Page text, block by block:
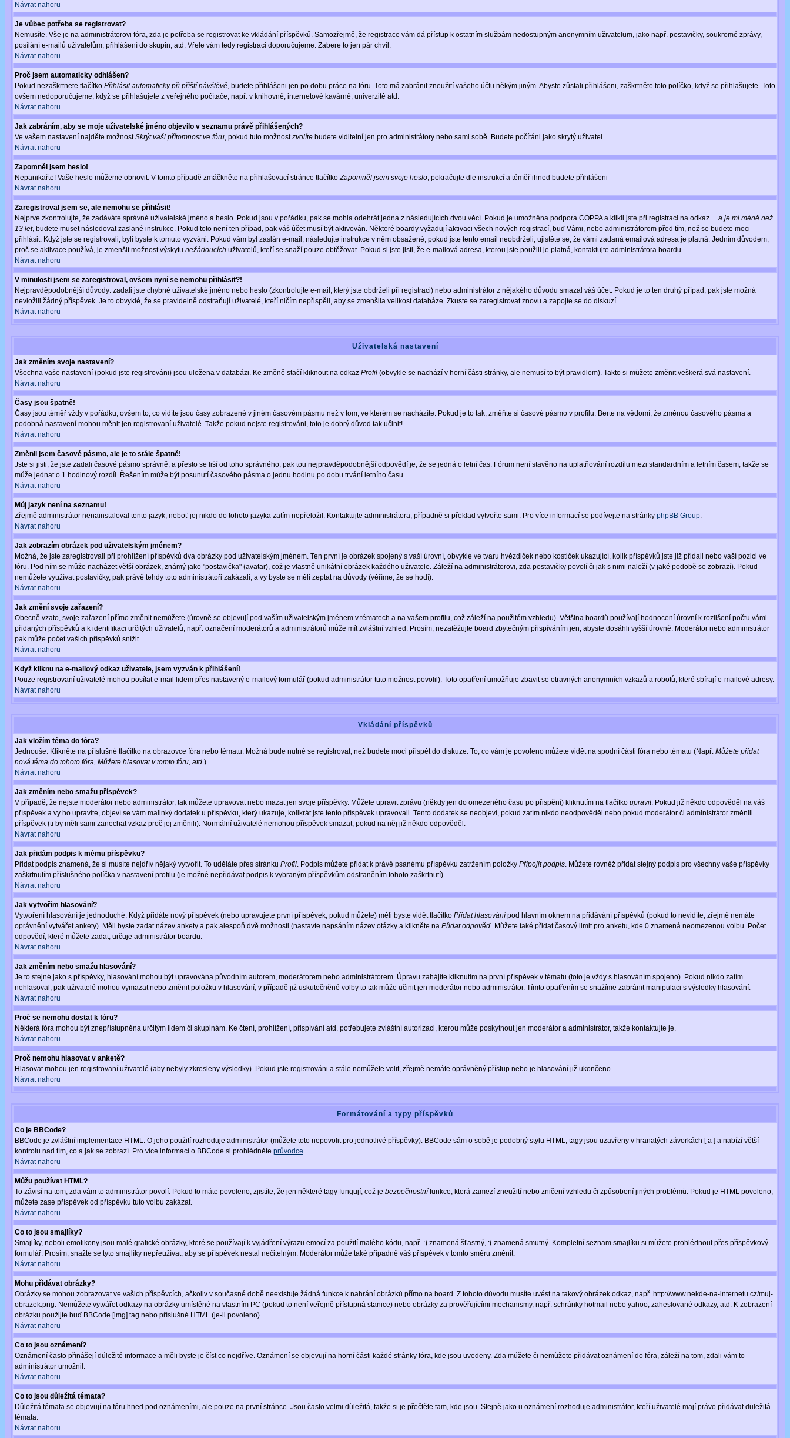
Návrat nahoru
Je vůbec potřeba se registrovat?
Nemusíte. Vše je na administrátorovi fóra, zda je potřeba se registrovat ke vkládání příspěvků. Samozřejmě, že registrace vám dá přístup k ostatním službám nedostupným anonymním uživatelům, jako např. postavičky, soukromé zprávy,
posílání e-mailů uživatelům, přihlášení do skupin, atd. Vřele vám tedy registraci doporučujeme. Zabere to jen pár chvil.
Návrat nahoru
Proč jsem automaticky odhlášen?
Pokud nezaškrtnete tlačítko Přihlásit automaticky při příští návštěvě, budete přihlášeni jen po dobu práce na fóru. Toto má zabránit zneužití vašeho účtu někým jiným. Abyste zůstali přihlášeni, zaškrtněte toto políčko, když se přihlašujete. Toto
ovšem nedoporučujeme, když se přihlašujete z veřejného počítače, např. v knihovně, internetové kavárně, univerzitě atd.
Návrat nahoru
Jak zabráním, aby se moje uživatelské jméno objevilo v seznamu právě přihlášených?
Ve vašem nastavení najděte možnostSkrýt vaši přítomnost ve fóru, pokud tuto možnostzvolíte budete viditelní jen pro administrátory nebo sami sobě. Budete počítáni jako skrytý uživatel.
Návrat nahoru
Zapomněl jsem heslo!
Nepanikařte! Vaše heslo můžeme obnovit. V tomto případě zmáčkněte na přihlašovací stránce tlačítkoZapomněl jsem svoje heslo, pokračujte dle instrukcí a téměř ihned budete přihlášeni
Návrat nahoru
Zaregistroval jsem se, ale nemohu se přihlásit!
Nejprve zkontrolujte, že zadáváte správné uživatelské jméno a heslo. Pokud jsou v pořádku, pak se mohla odehrát jedna z následujících dvou věcí. Pokud je umožněna podpora COPPA a klikli jste při registraci na odkaz ... a je mi méně než
13 let, budete muset následovat zaslané instrukce. Pokud toto není ten případ, pak váš účet musí být aktivován. Některé boardy vyžadují aktivaci všech nových registrací, buď Vámi, nebo administrátorem před tím, než se budete moci
přihlásit. Když jste se registrovali, byli byste k tomuto vyzváni. Pokud vám byl zaslán e-mail, následujte instrukce v něm obsažené, pokud jste tento email neobdrželi, ujistěte se, že vámi zadaná emailová adresa je platná. Jedním důvodem,
proč se aktivace používá, je zmenšit možnost výskytu nežádoucích uživatelů, kteří se snaží pouze obtěžovat. Pokud si jste jisti, že e-mailová adresa, kterou jste použili je platná, kontaktujte administrátora boardu.
Návrat nahoru
V minulosti jsem se zaregistroval, ovšem nyní se nemohu přihlásit?!
Nejpravděpodobnější důvody: zadali jste chybné uživatelské jméno nebo heslo (zkontrolujte e-mail, který jste obdrželi při registraci) nebo administrátor z nějakého důvodu smazal váš účet. Pokud je to ten druhý případ, pak jste možná
nevložili žádný příspěvek. Je to obvyklé, že se pravidelně odstraňují uživatelé, kteří ničím nepřispěli, aby se zmenšila velikost databáze. Zkuste se zaregistrovat znovu a zapojte se do diskuzí.
Návrat nahoru
Uživatelská nastavení
Jak změním svoje nastavení?
Všechna vaše nastavení (pokud jste registrováni) jsou uložena v databázi. Ke změně stačí kliknout na odkaz Profil (obvykle se nachází v horní části stránky, ale nemusí to být pravidlem). Takto si můžete změnit veškerá svá nastavení.
Návrat nahoru
Časy jsou špatně!
Časy jsou téměř vždy v pořádku, ovšem to, co vidíte jsou časy zobrazené v jiném časovém pásmu než v tom, ve kterém se nacházíte. Pokud je to tak, změňte si časové pásmo v profilu. Berte na vědomí, že změnou časového pásma a
podobná nastavení mohou měnit jen registrovaní uživatelé. Takže pokud nejste registrováni, toto je dobrý důvod tak učinit!
Návrat nahoru
Změnil jsem časové pásmo, ale je to stále špatně!
Jste si jisti, že jste zadali časové pásmo správně, a přesto se liší od toho správného, pak tou nejpravděpodobnější odpovědí je, že se jedná o letní čas. Fórum není stavěno na uplatňování rozdílu mezi standardním a letním časem, takže se
může jednat o 1 hodinový rozdíl. Řešením může být posunutí časového pásma o jednu hodinu po dobu trvání letního času.
Návrat nahoru
Můj jazyk není na seznamu!
Zřejmě administrátor nenainstaloval tento jazyk, neboť jej nikdo do tohoto jazyka zatím nepřeložil. Kontaktujte administrátora, případně si překlad vytvořte sami. Pro více informací se podívejte na stránky phpBB Group.
Návrat nahoru
Jak zobrazím obrázek pod uživatelským jménem?
Možná, že jste zaregistrovali při prohlížení příspěvků dva obrázky pod uživatelským jménem. Ten první je obrázek spojený s vaší úrovní, obvykle ve tvaru hvězdiček nebo kostiček ukazující, kolik příspěvků jste již přidali nebo vaší pozici ve
fóru. Pod ním se může nacházet větší obrázek, známý jako "postavička" (avatar), což je vlastně unikátní obrázek každého uživatele. Záleží na administrátorovi, zda postavičky povolí či jak s nimi naloží (v jaké podobě se zobrazí). Pokud
nemůžete využívat postavičky, pak právě tehdy toto administrátoři zakázali, a vy byste se měli zeptat na důvody (věříme, že se hodí).
Návrat nahoru
Jak změní svoje zařazení?
Obecně vzato, svoje zařazení přímo změnit nemůžete (úrovně se objevují pod vaším uživatelským jménem v tématech a na vašem profilu, což záleží na použitém vzhledu). Většina boardů používají hodnocení úrovní k rozlišení počtu vámi
přidaných příspěvků a k identifikaci určitých uživatelů, např. označení moderátorů a administrátorů může mít zvláštní vzhled. Prosím, nezatěžujte board zbytečným přispíváním jen, abyste dosáhli vyšší úrovně. Moderátor nebo administrátor
pak může počet vašich příspěvků snížit.
Návrat nahoru
Když kliknu na e-mailový odkaz uživatele, jsem vyzván k přihlášení!
Pouze registrovaní uživatelé mohou posílat e-mail lidem přes nastavený e-mailový formulář (pokud administrátor tuto možnost povolil). Toto opatření umožňuje zbavit se otravných anonymních vzkazů a robotů, které sbírají e-mailové adresy.
Návrat nahoru
Vkládání příspěvků
Jak vložím téma do fóra?
Jednouše. Klikněte na příslušné tlačítko na obrazovce fóra nebo tématu. Možná bude nutné se registrovat, než budete moci přispět do diskuze. To, co vám je povoleno můžete vidět na spodní části fóra nebo tématu (Např. Můžete přidat
nová téma do tohoto fóra, Můžete hlasovat v tomto fóru, atd.).
Návrat nahoru
Jak změním nebo smažu příspěvek?
V případě, že nejste moderátor nebo administrátor, tak můžete upravovat nebo mazat jen svoje příspěvky. Můžete upravit zprávu (někdy jen do omezeného času po přispění) kliknutím na tlačítko upravit. Pokud již někdo odpověděl na váš
příspěvek a vy ho upravíte, objeví se vám malinký dodatek u příspěvku, který ukazuje, kolikrát jste tento příspěvek upravovali. Tento dodatek se neobjeví, pokud zatím nikdo neodpověděl nebo pokud moderátor či administrátor změnili
příspěvek (ti by měli sami zanechat vzkaz proč jej změnili). Normální uživatelé nemohou příspěvek smazat, pokud na něj již někdo odpověděl.
Návrat nahoru
Jak přidám podpis k mému příspěvku?
Přidat podpis znamená, že si musíte nejdřív nějaký vytvořit. To uděláte přes stránku Profil. Podpis můžete přidat k právě psanému příspěvku zatržením položky Připojit podpis. Můžete rovněž přidat stejný podpis pro všechny vaše příspěvky
zaškrtnutím příslušného políčka v nastavení profilu (je možné nepřidávat podpis k vybraným příspěvkům odstraněním tohoto zaškrtnutí).
Návrat nahoru
Jak vytvořím hlasování?
Vytvoření hlasování je jednoduché. Když přidáte nový příspěvek (nebo upravujete první příspěvek, pokud můžete) měli byste vidět tlačítko Přidat hlasování pod hlavním oknem na přidávání příspěvků (pokud to nevidíte, zřejmě nemáte
oprávnění vytvářet ankety). Měli byste zadat název ankety a pak alespoň dvě možnosti (nastavte napsáním název otázky a klikněte na Přidat odpověď. Můžete také přidat časový limit pro anketu, kde 0 znamená neomezenou volbu. Počet
odpovědí, které můžete zadat, určuje administrátor boardu.
Návrat nahoru
Jak změním nebo smažu hlasování?
Je to stejné jako s příspěvky, hlasování mohou být upravována původním autorem, moderátorem nebo administrátorem. Úpravu zahájíte kliknutím na první příspěvek v tématu (toto je vždy s hlasováním spojeno). Pokud nikdo zatím
nehlasoval, pak uživatelé mohou vymazat nebo změnit položku v hlasování, v případě již uskutečněné volby to tak může učinit jen moderátor nebo administrátor. Tímto opatřením se snažíme zabránit manipulaci s výsledky hlasování.
Návrat nahoru
Proč se nemohu dostat k fóru?
Některá fóra mohou být znepřístupněna určitým lidem či skupinám. Ke čtení, prohlížení, přispívání atd. potřebujete zvláštní autorizaci, kterou může poskytnout jen moderátor a administrátor, takže kontaktujte je.
Návrat nahoru
Proč nemohu hlasovat v anketě?
Hlasovat mohou jen registrovaní uživatelé (aby nebyly zkresleny výsledky). Pokud jste registrováni a stále nemůžete volit, zřejmě nemáte oprávněný přístup nebo je hlasování již ukončeno.
Návrat nahoru
Formátování a typy příspěvků
Co je BBCode?
BBCode je zvláštní implementace HTML. O jeho použití rozhoduje administrátor (můžete toto nepovolit pro jednotlivé příspěvky). BBCode sám o sobě je podobný stylu HTML, tagy jsou uzavřeny v hranatých závorkách [ a ] a nabízí větší
kontrolu nad tím, co a jak se zobrazí. Pro více informací o BBCode si prohlédněte průvodce.
Návrat nahoru
Můžu používat HTML?
To závisí na tom, zda vám to administrátor povolí. Pokud to máte povoleno, zjistíte, že jen některé tagy fungují, což je bezpečnostní funkce, která zamezí zneužití nebo zničení vzhledu či způsobení jiných problémů. Pokud je HTML povoleno,
můžete zase příspěvek od příspěvku tuto volbu zakázat.
Návrat nahoru
Co to jsou smajlíky?
Smajlíky, neboli emotikony jsou malé grafické obrázky, které se používají k vyjádření výrazu emocí za použití malého kódu, např. :) znamená šťastný, :( znamená smutný. Kompletní seznam smajlíků si můžete prohlédnout přes příspěvkový
formulář. Prosím, snažte se tyto smajlíky nepřeužívat, aby se příspěvek nestal nečitelným. Moderátor může také případně váš příspěvek v tomto směru změnit.
Návrat nahoru
Mohu přidávat obrázky?
Obrázky se mohou zobrazovat ve vašich příspěvcích, ačkoliv v současné době neexistuje žádná funkce k nahrání obrázků přímo na board. Z tohoto důvodu musíte uvést na takový obrázek odkaz, např. http://www.nekde-na-internetu.cz/muj-
obrazek.png. Nemůžete vytvářet odkazy na obrázky umístěné na vlastním PC (pokud to není veřejně přístupná stanice) nebo obrázky za prověřujícími mechanismy, např. schránky hotmail nebo yahoo, zaheslované odkazy, atd. K zobrazení
obrázku použijte buď BBCode [img] tag nebo příslušné HTML (je-li povoleno).
Návrat nahoru
Co to jsou oznámení?
Oznámení často přinášejí důležité informace a měli byste je číst co nejdříve. Oznámení se objevují na horní části každé stránky fóra, kde jsou uvedeny. Zda můžete či nemůžete přidávat oznámení do fóra, záleží na tom, zdali vám to
administrátor umožnil.
Návrat nahoru
Co to jsou důležitá témata?
Důležitá témata se objevují na fóru hned pod oznámeními, ale pouze na první stránce. Jsou často velmi důležitá, takže si je přečtěte tam, kde jsou. Stejně jako u oznámení rozhoduje administrátor, kteří uživatelé mají právo přidávat důležitá
témata.
Návrat nahoru